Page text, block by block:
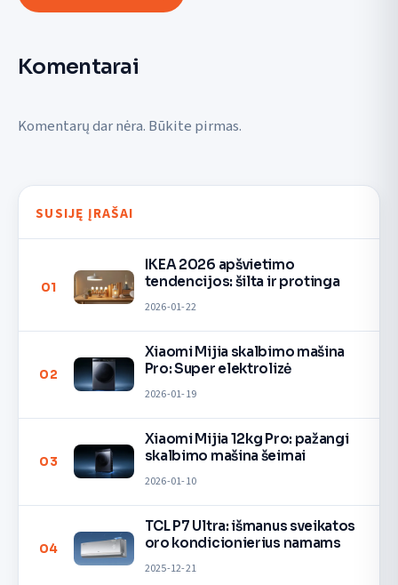
Komentarai
Komentarų dar nėra. Būkite pirmas.
SUSIJĘ ĮRAŠAI
01
IKEA 2026 apšvietimo
tendencijos: šilta ir protinga
2026-01-22
02
Xiaomi Mijia skalbimo mašina
Pro: Super elektrolizė
2026-01-19
03
Xiaomi Mijia 12kg Pro: pažangi
skalbimo mašina šeimai
2026-01-10
04
TCL P7 Ultra: išmanus sveikatos
oro kondicionierius namams
2025-12-21